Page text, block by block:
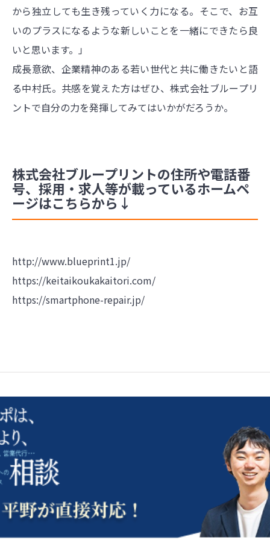
から独立しても生き残っていく力になる。そこで、お互
いのプラスになるような新しいことを一緒にできたら良
いと思います。」
成長意欲、企業精神のある若い世代と共に働きたいと語
る中村氏。共感を覚えた方はぜひ、株式会社ブループリ
ントで自分の力を発揮してみてはいかがだろうか。
株式会社ブループリントの住所や電話番
号、採用・求人等が載っているホームペ
ージはこちらから↓
http://www.blueprint1.jp/
https://keitaikoukakaitori.com/
https://smartphone-repair.jp/